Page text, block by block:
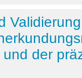
der